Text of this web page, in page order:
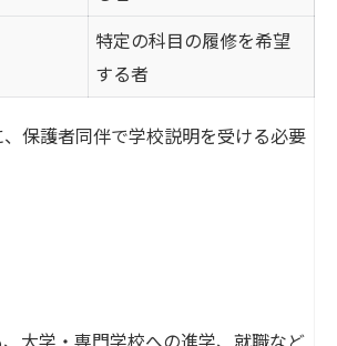
特定の科目の履修を希望
する者
保護者同伴で学校説明を受ける必要
大学・専門学校への進学、就職など